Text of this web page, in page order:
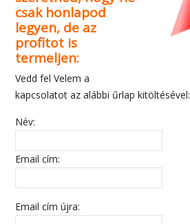
csak honlapod
legyen, de az
profitot is
termeljen:
Vedd fel Velem a
kapcsolatot az alábbi űrlap kitöltésével:
Név:
Email cím:
Email cím újra: